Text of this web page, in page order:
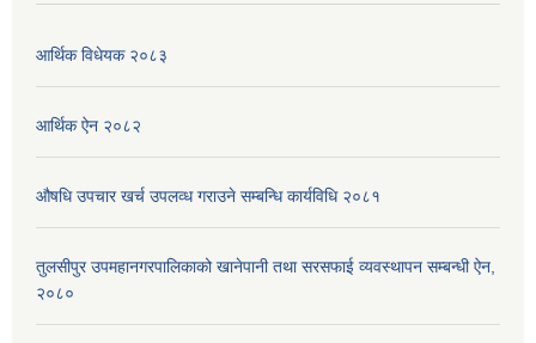
आर्थिक विधेयक २०८३
आर्थिक ऐन २०८२
औषधि उपचार खर्च उपलव्ध गराउने सम्बन्धि कार्यविधि २०८१
तुलसीपुर उपमहानगरपालिकाको खानेपानी तथा सरसफाई व्यवस्थापन सम्बन्धी ऐन,
२०८०